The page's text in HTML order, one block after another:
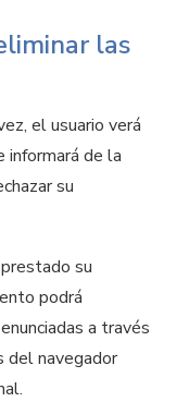
las
el usuario verá
informará de la
su
su
podrá
a través
del navegador